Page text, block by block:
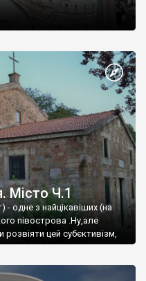
Місто Ч.1
- одне з найцікавіших (на
півострова .Ну,але
цей субєктивізм,